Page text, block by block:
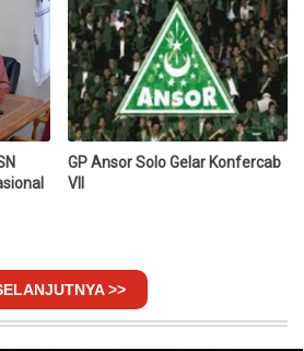
GP Ansor Solo Gelar Konfercab
VII
>>